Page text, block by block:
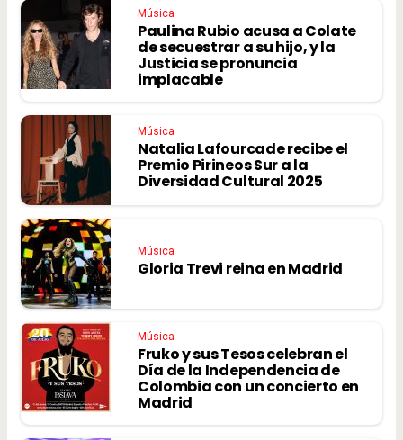
Música
Paulina Rubio acusa a Colate
de secuestrar a su hijo, y la
Justicia se pronuncia
implacable
Música
Natalia Lafourcade recibe el
Premio Pirineos Sur a la
Diversidad Cultural 2025
Música
Gloria Trevi reina en Madrid
Música
Fruko y sus Tesos celebran el
Día de la Independencia de
Colombia con un concierto en
Madrid